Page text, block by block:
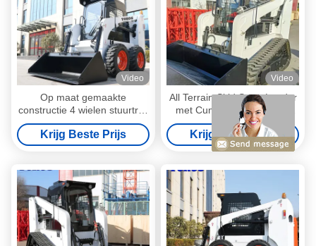
Video
Op maat gemaakte
constructie 4 wielen stuurtrail
Skid stuurtrail 18,2 kW Hoog
rendement
Krijg Beste Prijs
Video
All Terrain Skid Steer Loader
met Cummins B3.3 motor
gemakkelijk te manoeuvreren
Krijg Beste Prijs